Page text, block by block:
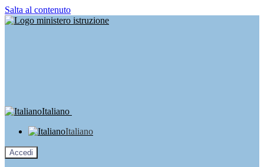
Salta al contenuto
Italiano
Italiano
Accedi